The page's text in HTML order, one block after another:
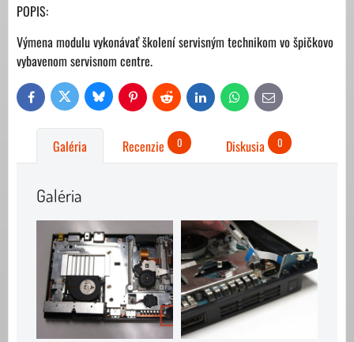
POPIS:
Výmena modulu vykonávať školení servisným technikom vo špičkovo
vybavenom servisnom centre.
FacebookTwitter Bluesky PinterestReddit LinkedIn WhatsAppE-
mail
Galéria Recenzie 0 Diskusia 0
Galéria